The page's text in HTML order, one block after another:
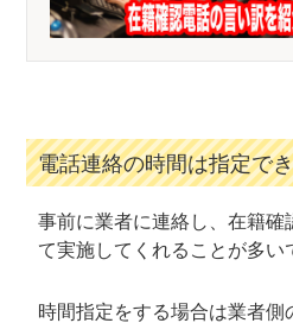
電話連絡の時間は指定で
事前に業者に連絡し、在籍
て実施してくれることが多い
時間指定をする場合は業者